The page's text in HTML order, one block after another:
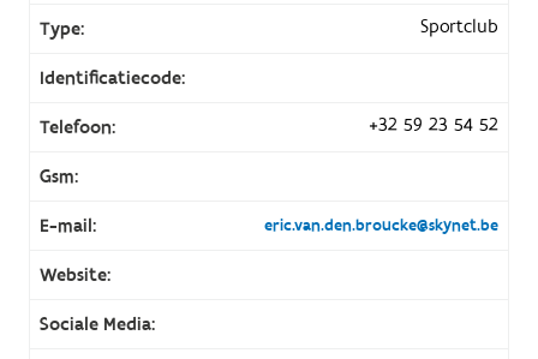
Type: Sportclub
Identificatiecode:
Telefoon: +32 59 23 54 52
Gsm:
E-mail: eric.van.den.broucke@skynet.be
Website:
Sociale Media: